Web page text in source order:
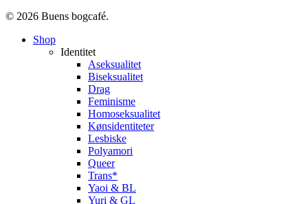
© 2026 Buens bogcafé.
Close
Shop
Identitet
Aseksualitet
Biseksualitet
Drag
Feminisme
Homoseksualitet
Kønsidentiteter
Lesbiske
Polyamori
Queer
Trans*
Yaoi & BL
Yuri & GL